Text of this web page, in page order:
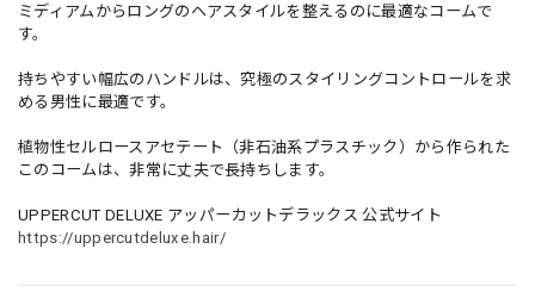
ミディアムからロングのヘアスタイルを整えるのに最適なコームで
す。
持ちやすい幅広のハンドルは、究極のスタイリングコントロールを求
める男性に最適です。
植物性セルロースアセテート（非石油系プラスチック）から作られた
このコームは、非常に丈夫で長持ちします。
UPPERCUT DELUXE アッパーカットデラックス 公式サイト
https://uppercutdeluxe.hair/